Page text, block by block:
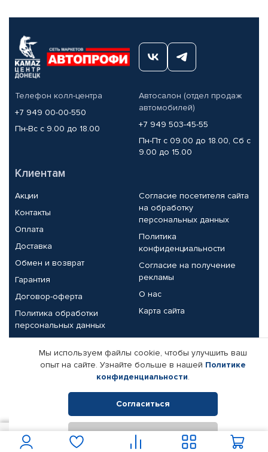
Телефон колл-центра
+7 949 00-00-550
Пн-Вс с 9.00 до 18.00
Автосалон (отдел продаж
автомобилей)
+7 949 503-45-55
Пн-Пт с 09.00 до 18.00, Сб с
9.00 до 15.00
Клиентам
Акции
Контакты
Оплата
Доставка
Обмен и возврат
Гарантия
Договор-оферта
Политика обработки
персональных данных
Согласие посетителя сайта
на обработку
персональных данных
Политика
конфиденциальности
Согласие на получение
рекламы
О нас
Карта сайта
Партнерам
Корпоративным клиентам
Поставщикам
Реквизиты компании
© КАМАЗ ЦЕНТР ДОНЕЦК, 2015-2026. Все права защищены.
Интернет-магазин автомобильных товаров Автопрофи.
Мы используем файлы cookie, чтобы улучшить ваш
опыт на сайте. Узнайте больше в нашей Политике
конфиденциальности.
Согласиться
Отклонить
В корзину